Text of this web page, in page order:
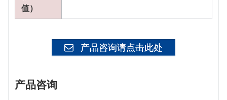
值）
产品咨询请点击此处
产品咨询